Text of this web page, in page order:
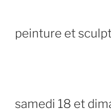
peinture et
samedi 18 et